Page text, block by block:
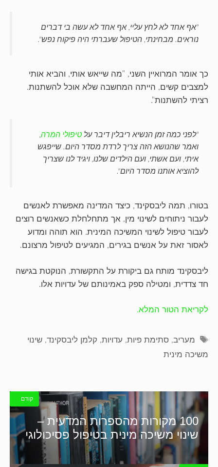
"אף אחד לא לחץ עליי, אף אחד לא עשה בי דברים
נוראים. מבחינתי, הטיפול שעברתי היה פיקוח נפש".
כך אומר המרואיין השני, "מה שייאש אותי, והביא אותי
למצבים קשים, הייתה המחשבה שלא אוכל להשתנות.
רציתי להשתנות".
"לפני כמה זמן הנשיא ריבלין דיבר על טיפולי המרה,
ואמר שהנושא הזה צריך לרדת מסדר היום. שייפגש
איתי, ועם אשתי, ועם הילדים שלנו, ויגיד לנו שצריך
להוציא אותנו מסדר היום".
בטורו, תמה ליבסקינד, כיצד המדינה מאפשרת לאנשים
לעבור ניתוחים לשינוי מין, אך מתחלחלת כשאנשים רוצים
לעבור טיפול לשינוי המשיכה המינית. הוא תוהה ומדוע
לאסור זאת על אנשים בגירים, המגיעים לטיפול מרצונם.
ליבסקינד מותח גם ביקורת על התקשורת, הנוקטת בגישה
חד צדדית, ומטילה ספק באמינותם של עדויות אלו.
לקריאת הטור המלא.
תגיות
מעריב,סתימת פיות, עדויות, קלמן ליבסקינד,שינוי
משיכה מינית
קודם
100 מקורות מהספרות המדעית –
שינוי משיכה מינית בטיפול פסיכולוגי